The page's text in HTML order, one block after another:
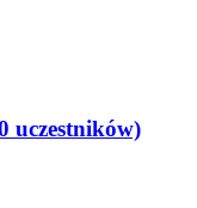
uczestników)